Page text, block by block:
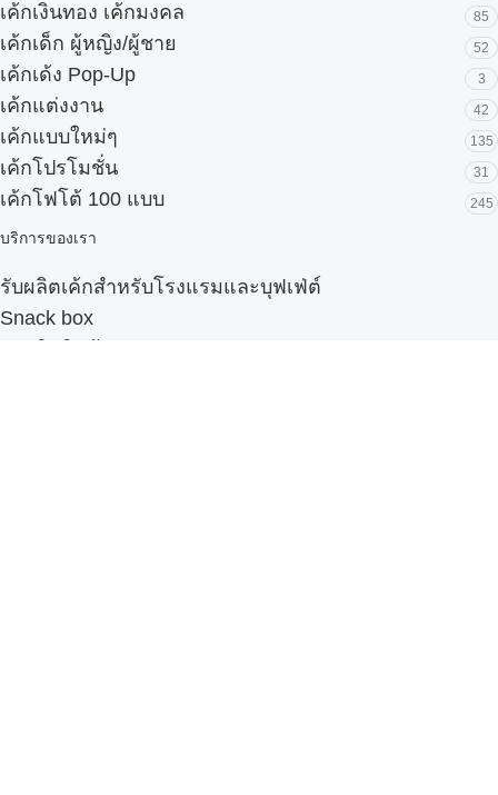
เค้กเงินทอง เค้กมงคล 85
เค้กเด็ก ผู้หญิง/ผู้ชาย 52
เค้กเด้ง Pop-Up 3
เค้กแต่งงาน 42
เค้กแบบใหม่ๆ 135
เค้กโปรโมชั่น 31
เค้กโฟโต้ 100 แบบ 245
บริการของเรา
รับผลิตเค้กสำหรับโรงแรมและบุฟเฟ่ต์
Snack box